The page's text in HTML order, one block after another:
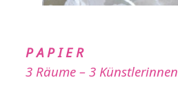
P A P I E R
3 Räume – 3 Künstlerinnen